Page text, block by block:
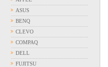
ASUS
BENQ
CLEVO
COMPAQ
DELL
FUJITSU